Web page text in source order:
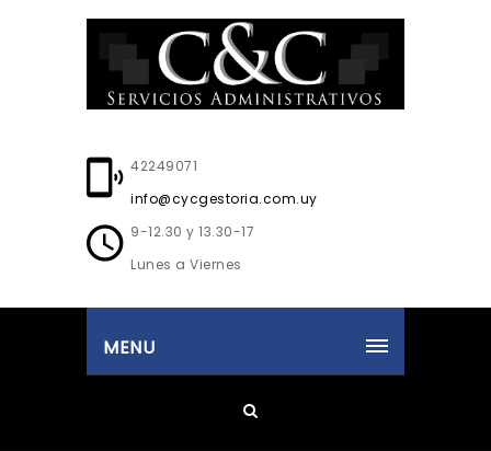
42249071
info@cycgestoria.com.uy
9-12.30 y 13.30-17
Lunes a Viernes
MENU